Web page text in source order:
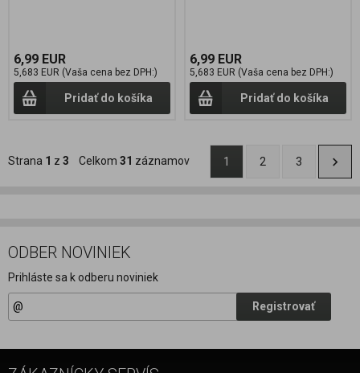
6,99 EUR
5,683 EUR (Vaša cena bez DPH:)
Pridať do košíka
6,99 EUR
5,683 EUR (Vaša cena bez DPH:)
Pridať do košíka
Strana 1 z 3 Celkom 31 záznamov 1 2 3
ODBER NOVINIEK
Prihláste sa k odberu noviniek
Registrovať